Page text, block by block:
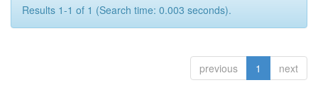
Results 1-1 of 1 (Search time: 0.003 seconds).
previous 1 next